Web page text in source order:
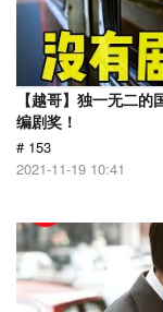
【越哥】独一无二
编剧奖！
# 153
2021-11-19 10:41